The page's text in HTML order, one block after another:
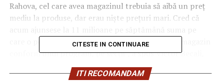
Rahova, cel care avea magazinul trebuia să aibă un preţ
mediu la produse, dar erau nişte preţuri mari. Cred că
care o poţi cheltui la magazin. Te puteai duce la magazin
conform unui program, pe secţii”, a spus Victor Becali,
la Digi Sport. El a povestit şi s-a simţit când a ieşit din
închisoare: „A fost un şoc total în prima zi. Am mers la
CITESTE IN CONTINUARE
ITI RECOMANDAM